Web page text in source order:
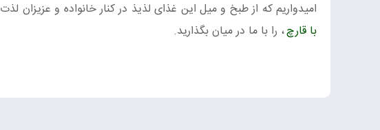
امیدواریم که از طبخ و میل این غذای لذیذ در کنار خانواده و عزیزان
با قارچ، را با ما در میان بگذارید.